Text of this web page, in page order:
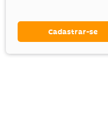
Cadastrar-se